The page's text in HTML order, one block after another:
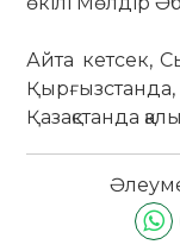
Айта кетсек,
Қазақстанда